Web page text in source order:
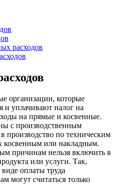
расходов
организации, которые
и уплачивают налог на
на прямые и косвенные.
с производственным
производство по техническим
косвенным или накладным.
причинам нельзя включить в
или услуги. Так,
оплаты труда
могут считаться только